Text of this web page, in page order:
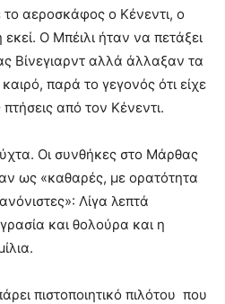
αεροσκάφος ο Κένεντι, ο
Ο Μπέιλι ήταν να πετάξει
Βίνεγιαρντ αλλά άλλαξαν τα
παρά το γεγονός ότι είχε
από τον Κένεντι.
Οι συνθήκες στο Μάρθας
ως «καθαρές, με ορατότητα
Λίγα λεπτά
και θολούρα και η
πιστοποιητικό πιλότου που